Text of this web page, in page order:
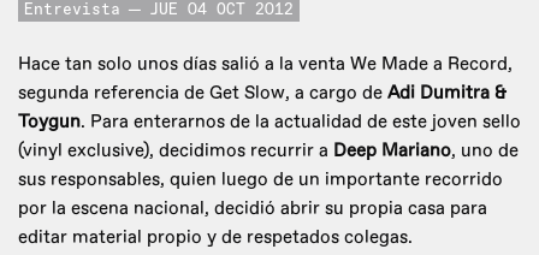
Entrevista JUE 04 OCT 2012
Hace tan solo unos días salió a la venta We Made a Record,
segunda referencia de Get Slow, a cargo de Adi Dumitra &
Toygun. Para enterarnos de la actualidad de este joven sello
(vinyl exclusive), decidimos recurrir a Deep Mariano, uno de
sus responsables, quien luego de un importante recorrido
por la escena nacional, decidió abrir su propia casa para
editar material propio y de respetados colegas.